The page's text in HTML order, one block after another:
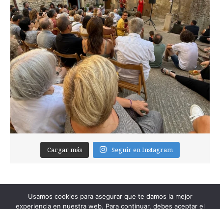
Cargar más Seguir en Instagram
Usamos cookies para asegurar que te damos la mejor
experiencia en nuestra web. Para continuar, debes aceptar el